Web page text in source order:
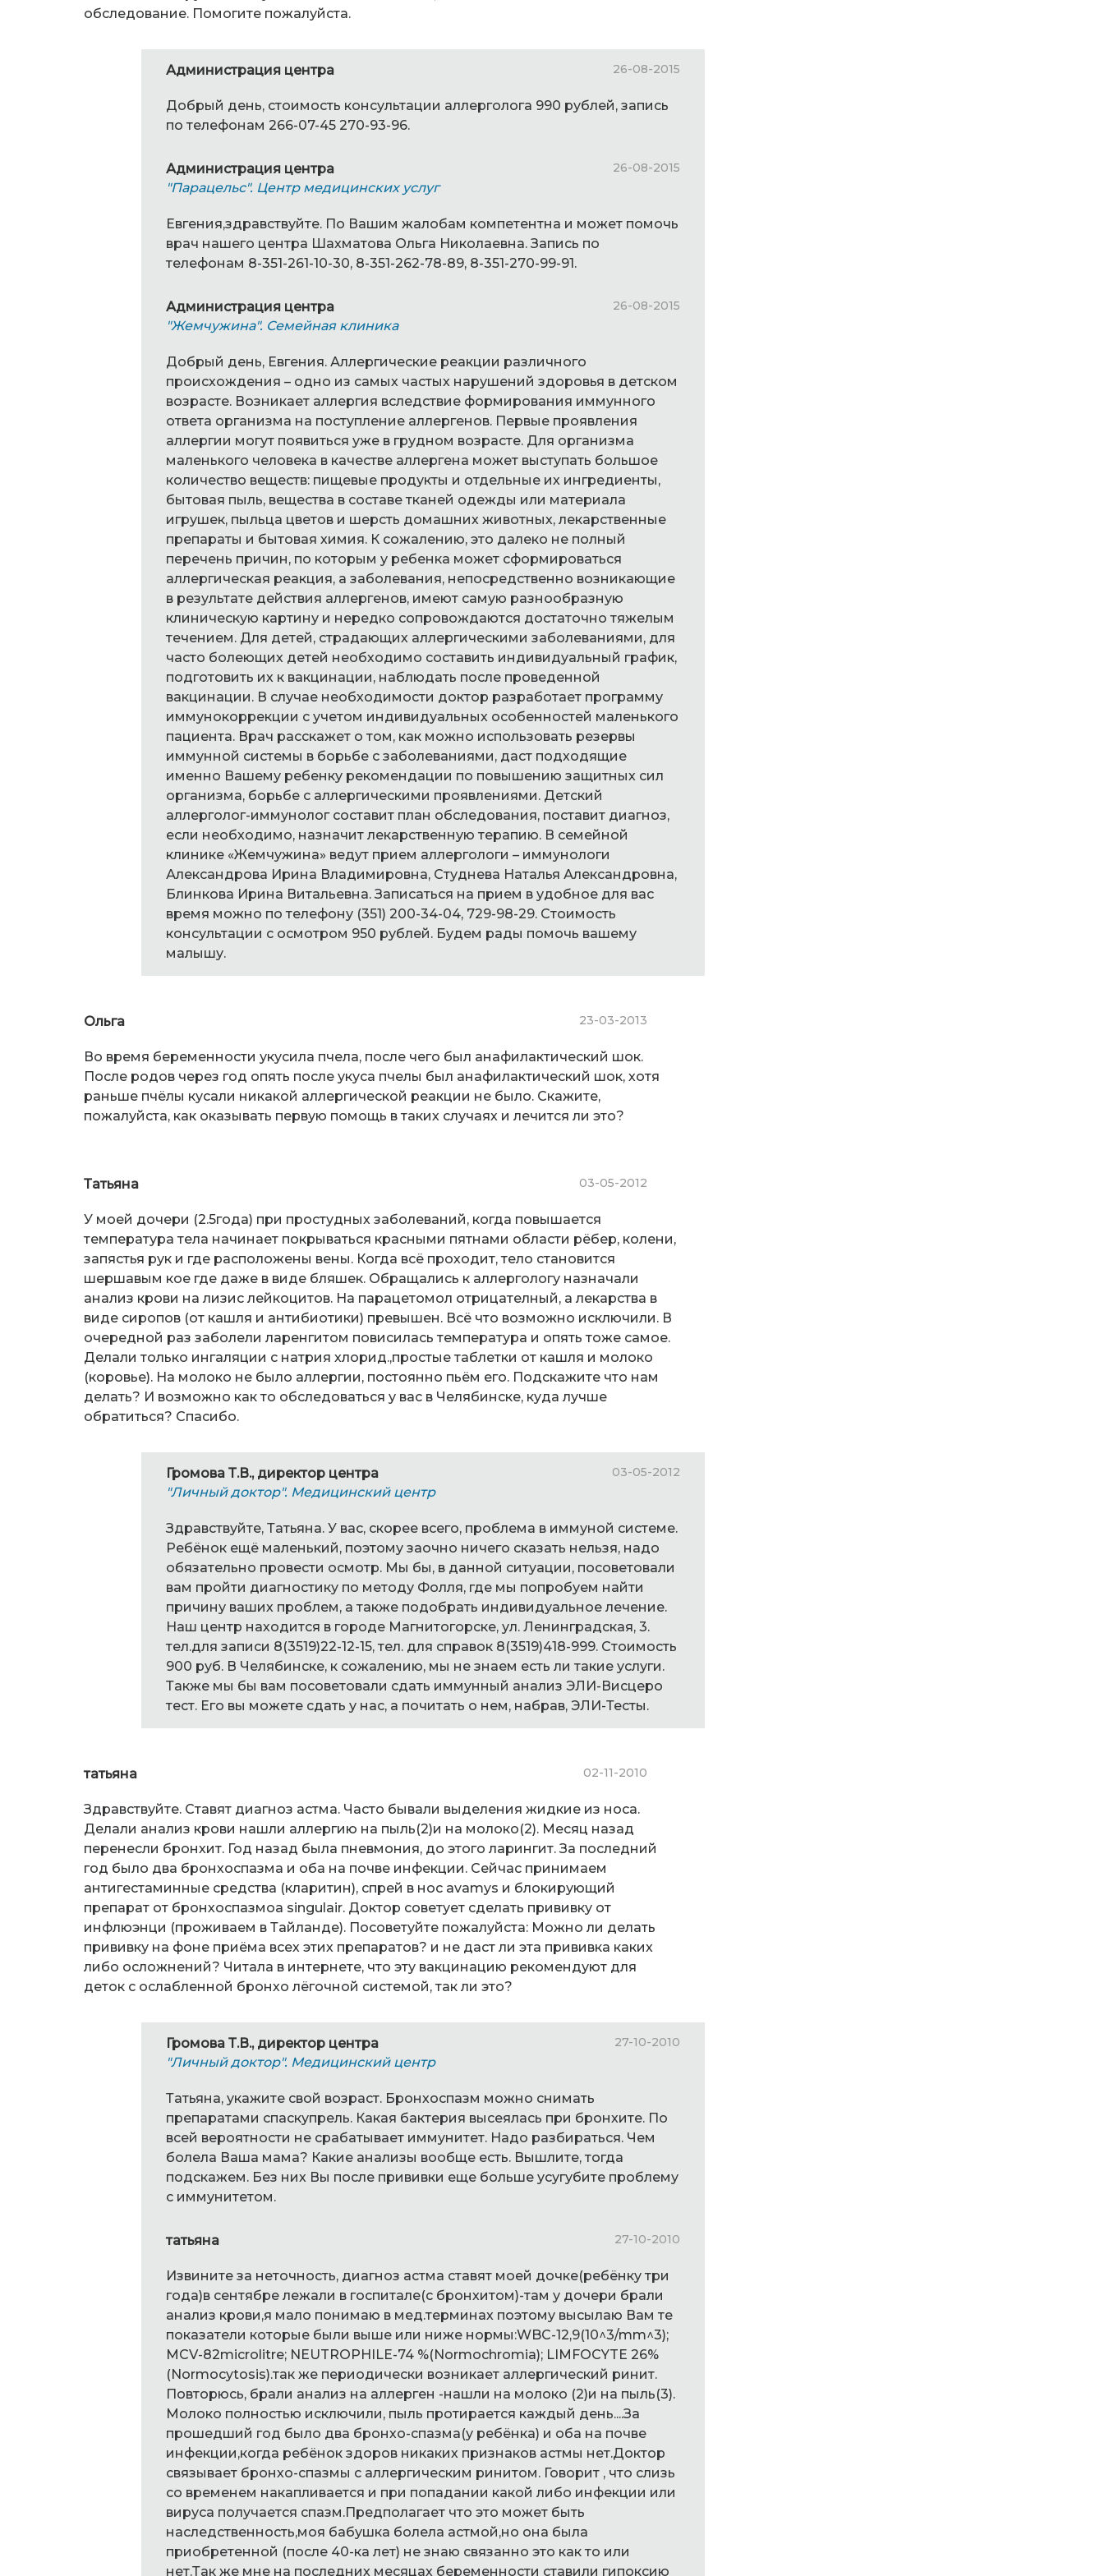
обследование. Помогите пожалуйста.
Администрация центра 26-08-2015
Добрый день, стоимость консультации аллерголога 990 рублей, запись
по телефонам 266-07-45 270-93-96.
Администрация центра 26-08-2015
"Парацельс". Центр медицинских услуг
Евгения,здравствуйте. По Вашим жалобам компетентна и может помочь
врач нашего центра Шахматова Ольга Николаевна. Запись по
телефонам 8-351-261-10-30, 8-351-262-78-89, 8-351-270-99-91.
Администрация центра 26-08-2015
"Жемчужина". Семейная клиника
Добрый день, Евгения. Аллергические реакции различного
происхождения – одно из самых частых нарушений здоровья в детском
возрасте. Возникает аллергия вследствие формирования иммунного
ответа организма на поступление аллергенов. Первые проявления
аллергии могут появиться уже в грудном возрасте. Для организма
маленького человека в качестве аллергена может выступать большое
количество веществ: пищевые продукты и отдельные их ингредиенты,
бытовая пыль, вещества в составе тканей одежды или материала
игрушек, пыльца цветов и шерсть домашних животных, лекарственные
препараты и бытовая химия. К сожалению, это далеко не полный
перечень причин, по которым у ребенка может сформироваться
аллергическая реакция, а заболевания, непосредственно возникающие
в результате действия аллергенов, имеют самую разнообразную
клиническую картину и нередко сопровождаются достаточно тяжелым
течением. Для детей, страдающих аллергическими заболеваниями, для
часто болеющих детей необходимо составить индивидуальный график,
подготовить их к вакцинации, наблюдать после проведенной
вакцинации. В случае необходимости доктор разработает программу
иммунокоррекции с учетом индивидуальных особенностей маленького
пациента. Врач расскажет о том, как можно использовать резервы
иммунной системы в борьбе с заболеваниями, даст подходящие
именно Вашему ребенку рекомендации по повышению защитных сил
организма, борьбе с аллергическими проявлениями. Детский
аллерголог-иммунолог составит план обследования, поставит диагноз,
если необходимо, назначит лекарственную терапию. В семейной
клинике «Жемчужина» ведут прием аллергологи – иммунологи
Александрова Ирина Владимировна, Студнева Наталья Александровна,
Блинкова Ирина Витальевна. Записаться на прием в удобное для вас
время можно по телефону (351) 200-34-04, 729-98-29. Стоимость
консультации с осмотром 950 рублей. Будем рады помочь вашему
малышу.
Ольга 23-03-2013
Во время беременности укусила пчела, после чего был анафилактический шок.
После родов через год опять после укуса пчелы был анафилактический шок, хотя
раньше пчёлы кусали никакой аллергической реакции не было. Скажите,
пожалуйста, как оказывать первую помощь в таких случаях и лечится ли это?
Татьяна 03-05-2012
У моей дочери (2.5года) при простудных заболеваний, когда повышается
температура тела начинает покрываться красными пятнами области рёбер, колени,
запястья рук и где расположены вены. Когда всё проходит, тело становится
шершавым кое где даже в виде бляшек. Обращались к аллергологу назначали
анализ крови на лизис лейкоцитов. На парацетомол отрицателный, а лекарства в
виде сиропов (от кашля и антибиотики) превышен. Всё что возможно исключили. В
очередной раз заболели ларенгитом повисилась температура и опять тоже самое.
Делали только ингаляции с натрия хлорид.,простые таблетки от кашля и молоко
(коровье). На молоко не было аллергии, постоянно пьём его. Подскажите что нам
делать? И возможно как то обследоваться у вас в Челябинске, куда лучше
обратиться? Спасибо.
Громова Т.В., директор центра 03-05-2012
"Личный доктор". Медицинский центр
Здравствуйте, Татьяна. У вас, скорее всего, проблема в иммуной системе.
Ребёнок ещё маленький, поэтому заочно ничего сказать нельзя, надо
обязательно провести осмотр. Мы бы, в данной ситуации, посоветовали
вам пройти диагностику по методу Фолля, где мы попробуем найти
причину ваших проблем, а также подобрать индивидуальное лечение.
Наш центр находится в городе Магнитогорске, ул. Ленинградская, 3.
тел.для записи 8(3519)22-12-15, тел. для справок 8(3519)418-999. Стоимость
900 руб. В Челябинске, к сожалению, мы не знаем есть ли такие услуги.
Также мы бы вам посоветовали сдать иммунный анализ ЭЛИ-Висцеро
тест. Его вы можете сдать у нас, а почитать о нем, набрав, ЭЛИ-Тесты.
татьяна 02-11-2010
Здравствуйте. Ставят диагноз астма. Часто бывали выделения жидкие из носа.
Делали анализ крови нашли аллергию на пыль(2)и на молоко(2). Месяц назад
перенесли бронхит. Год назад была пневмония, до этого ларингит. За последний
год было два бронхоспазма и оба на почве инфекции. Сейчас принимаем
антигестаминные средства (кларитин), спрей в нос avamys и блокирующий
препарат от бронхоспазмоа singulair. Доктор советует сделать прививку от
инфлюэнци (проживаем в Тайланде). Посоветуйте пожалуйста: Можно ли делать
прививку на фоне приёма всех этих препаратов? и не даст ли эта прививка каких
либо осложнений? Читала в интернете, что эту вакцинацию рекомендуют для
деток с ослабленной бронхо лёгочной системой, так ли это?
Громова Т.В., директор центра 27-10-2010
"Личный доктор". Медицинский центр
Татьяна, укажите свой возраст. Бронхоспазм можно снимать
препаратами спаскупрель. Какая бактерия высеялась при бронхите. По
всей вероятности не срабатывает иммунитет. Надо разбираться. Чем
болела Ваша мама? Какие анализы вообще есть. Вышлите, тогда
подскажем. Без них Вы после прививки еще больше усугубите проблему
с иммунитетом.
татьяна 27-10-2010
Извините за неточность, диагноз астма ставят моей дочке(ребёнку три
года)в сентябре лежали в госпитале(с бронхитом)-там у дочери брали
анализ крови,я мало понимаю в мед.терминах поэтому высылаю Вам те
показатели которые были выше или ниже нормы:WBC-12,9(10^3/mm^3);
MCV-82microlitre; NEUTROPHILE-74 %(Normochromia); LIMFOCYTE 26%
(Normocytosis).так же периодически возникает аллергический ринит.
Повторюсь, брали анализ на аллерген -нашли на молоко (2)и на пыль(3).
Молоко полностью исключили, пыль протирается каждый день....За
прошедший год было два бронхо-спазма(у ребёнка) и оба на почве
инфекции,когда ребёнок здоров никаких признаков астмы нет.Доктор
связывает бронхо-спазмы с аллергическим ринитом. Говорит , что слизь
со временем накапливается и при попадании какой либо инфекции или
вируса получается спазм.Предполагает что это может быть
наследственность,моя бабушка болела астмой,но она была
приобретенной (после 40-ка лет) не знаю связанно это как то или
нет.Так же мне на последних месяцах беременности ставили гипоксию